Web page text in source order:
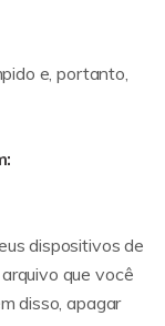
e, portanto,
dispositivos de
que você
disso, apagar